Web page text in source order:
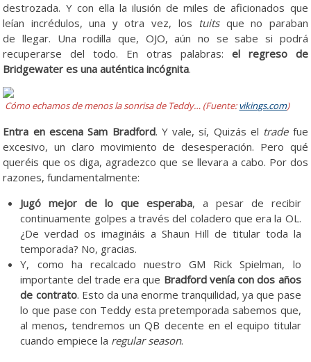
destrozada. Y con ella la ilusión de miles de aficionados que
leían incrédulos, una y otra vez, los tuitsque no paraban
de llegar. Una rodilla que, OJO, aún no se sabe si podrá
recuperarse del todo. En otras palabras: el regreso de
Bridgewater es una auténtica incógnita.
Cómo echamos de menos la sonrisa de Teddy… (Fuente:vikings.com)
Entra en escena Sam Bradford. Y vale, sí, Quizás el tradefue
excesivo, un claro movimiento de desesperación. Pero qué
queréis que os diga, agradezco que se llevara a cabo. Por dos
razones, fundamentalmente:
Jugó mejor de lo que esperaba, a pesar de recibir
continuamente golpes a través del coladero que era la OL.
¿De verdad os imagináis a Shaun Hill de titular toda la
temporada? No, gracias.
Y, como ha recalcado nuestro GM Rick Spielman, lo
importante del trade era que Bradford venía con dos años
de contrato. Esto da una enorme tranquilidad, ya que pase
lo que pase con Teddy esta pretemporada sabemos que,
al menos, tendremos un QB decente en el equipo titular
cuando empiece la regular season.